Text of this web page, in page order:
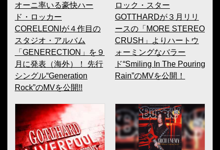
オーニ率いる豪快ハー
ド・ロッカー
CORELEONIが４作目の
スタジオ・アルバム
「GENERECTION」を９
月に発表（海外）！ 先行
シングル“Generation
Rock”のMVを公開!!
ロック・スター
GOTTHARDが３月リリ
ースの「MORE STEREO
CRUSH」よりハートウ
ォーミングなバラー
ド“Smiling In The Pouring
Rain”のMVを公開！